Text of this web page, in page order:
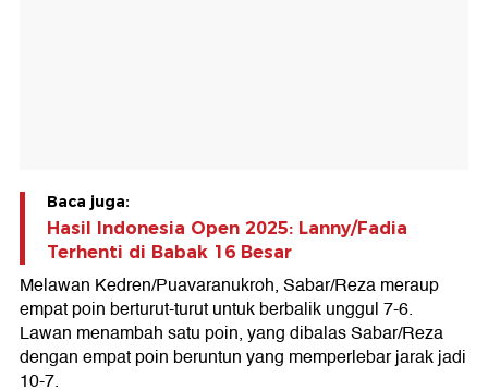
Baca juga:
Hasil Indonesia Open 2025: Lanny/Fadia
Terhenti di Babak 16 Besar
Melawan Kedren/Puavaranukroh, Sabar/Reza meraup
empat poin berturut-turut untuk berbalik unggul 7-6.
Lawan menambah satu poin, yang dibalas Sabar/Reza
dengan empat poin beruntun yang memperlebar jarak jadi
10-7.